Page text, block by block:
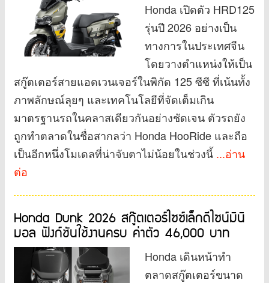
Honda เปิดตัว HRD125
รุ่นปี 2026 อย่างเป็น
ทางการในประเทศจีน
โดยวางตำแหน่งให้เป็น
สกู๊ตเตอร์สายแอดเวนเจอร์ในพิกัด 125 ซีซี ที่เน้นทั้ง
ภาพลักษณ์ลุยๆ และเทคโนโลยีที่จัดเต็มเกิน
มาตรฐานรถในคลาสเดียวกันอย่างชัดเจน ตัวรถยัง
ถูกทำตลาดในชื่อสากลว่า Honda HooRide และถือ
เป็นอีกหนึ่งโมเดลที่น่าจับตาไม่น้อยในช่วงนี้ ...อ่าน
ต่อ
Honda Dunk 2026 สกู๊ตเตอร์ไซซ์เล็กดีไซน์มินิ
มอล ฟังก์ชันใช้งานครบ ค่าตัว 46,000 บาท
Honda เดินหน้าทำ
ตลาดสกู๊ตเตอร์ขนาด